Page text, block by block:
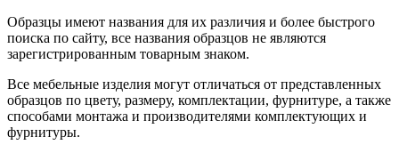
Образцы имеют названия для их различия и более быстрого
поиска по сайту, все названия образцов не являются
зарегистрированным товарным знаком.
Все мебельные изделия могут отличаться от представленных
образцов по цвету, размеру, комплектации, фурнитуре, а также
способами монтажа и производителями комплектующих и
фурнитуры.